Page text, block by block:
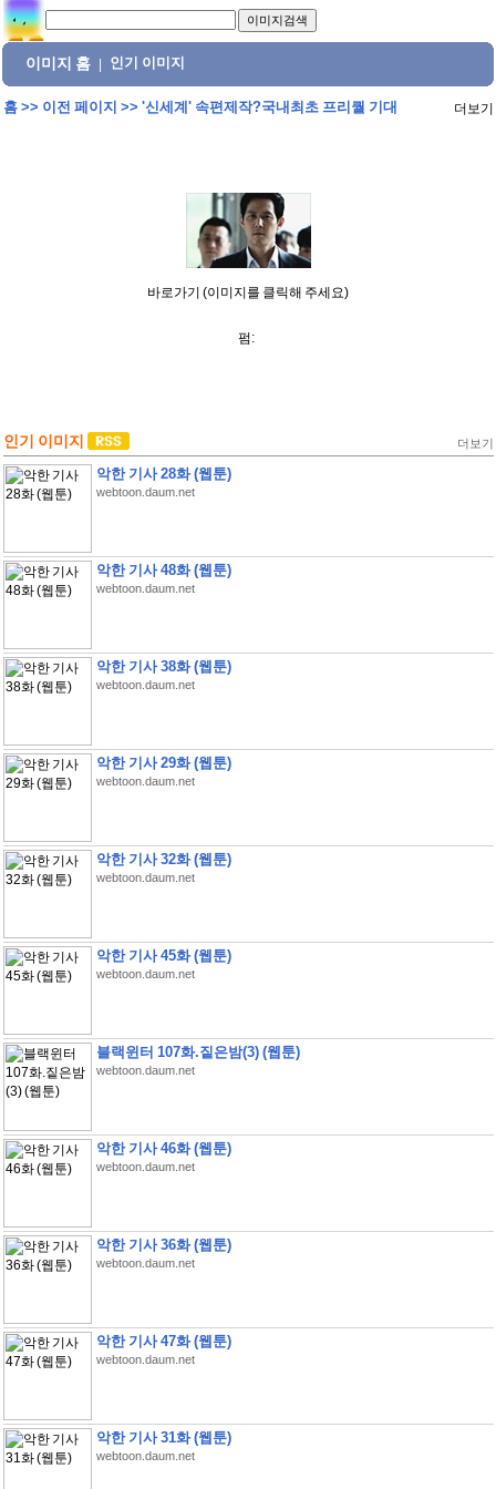
이미지 홈 인기 이미지
홈>> 이전 페이지 >> '신세계' 속편제작?국내최초 프리퀄 기대 더보기
바로가기 (이미지를 클릭해 주세요)
펌:
인기 이미지 더보기
악한 기사 28화 (웹툰)
webtoon.daum.net
악한 기사 48화 (웹툰)
webtoon.daum.net
악한 기사 38화 (웹툰)
webtoon.daum.net
악한 기사 29화 (웹툰)
webtoon.daum.net
악한 기사 32화 (웹툰)
webtoon.daum.net
악한 기사 45화 (웹툰)
webtoon.daum.net
블랙윈터 107화.짙은밤(3) (웹툰)
webtoon.daum.net
악한 기사 46화 (웹툰)
webtoon.daum.net
악한 기사 36화 (웹툰)
webtoon.daum.net
악한 기사 47화 (웹툰)
webtoon.daum.net
악한 기사 31화 (웹툰)
webtoon.daum.net